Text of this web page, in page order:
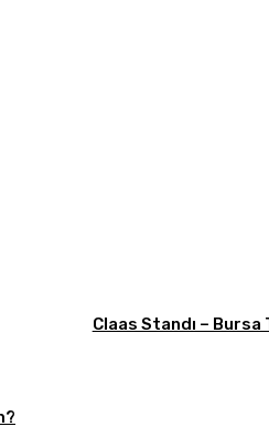
Claas Standı – Bursa